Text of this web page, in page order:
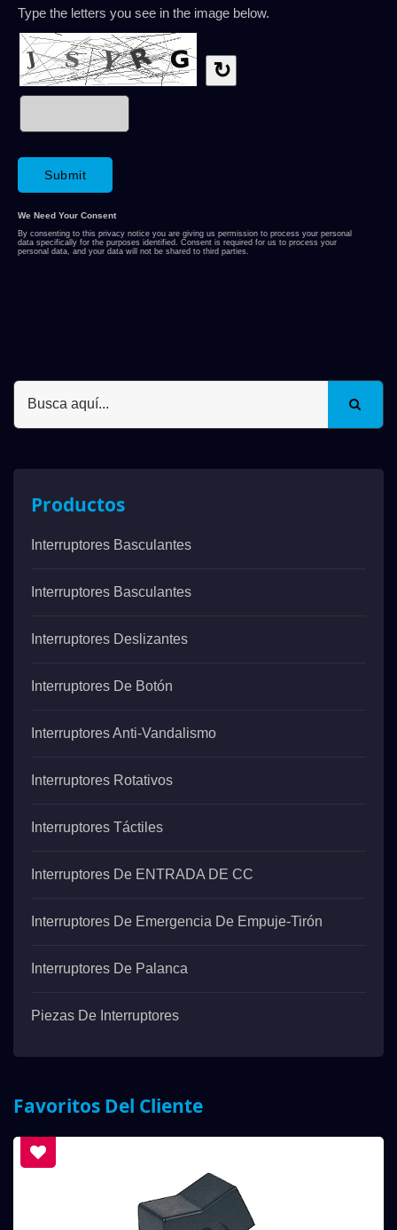
Productos
Interruptores Basculantes
Interruptores Basculantes
Interruptores Deslizantes
Interruptores De Botón
Interruptores Anti-Vandalismo
Interruptores Rotativos
Interruptores Táctiles
Interruptores De ENTRADA DE CC
Interruptores De Emergencia De Empuje-Tirón
Interruptores De Palanca
Piezas De Interruptores
Favoritos Del Cliente